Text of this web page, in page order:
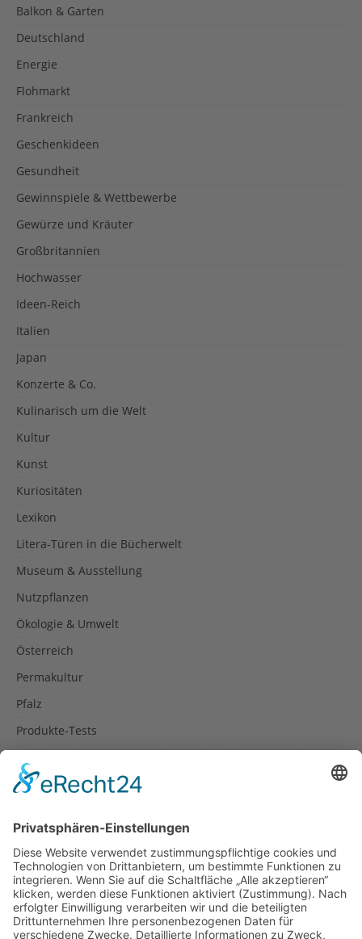
Balkon & Garten
Deutschland
Energie
Flohmarkt
Frankreich
Geschenkideen
Gesundheit
Gewinnspiele & Wettbewerbe
Gewürze und Kräuter
Großbritannien
Hochwasser
Ideen-Reich
Italien
Japan
Konzerte & Co.
Kulinarisch um die Welt
Kultur
Kunst
Kuriositäten
Lexikon
Litera-Türen in die Bücherwelt
Museum & Ausstellung
Nutzpflanzen
Ökologie & Umwelt
Österreich
Permakultur
Pfalz
Produkte-Tests
Rezepte
Spanien
Südtirol
USA
Weihnachten